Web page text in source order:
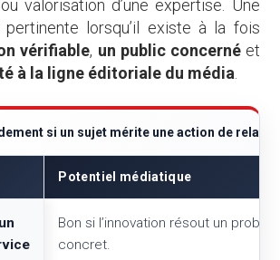
valorisation d’une expertise. Une
lorsqu’il existe à la fois
vérifiable, un public concernéet
à la ligne éditoriale du média
si un sujet mérite une action de
Potentiel médiatique
Bon si l’innovation résout un
concret.